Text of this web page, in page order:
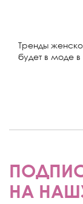
Тренды
будет в моде
НА